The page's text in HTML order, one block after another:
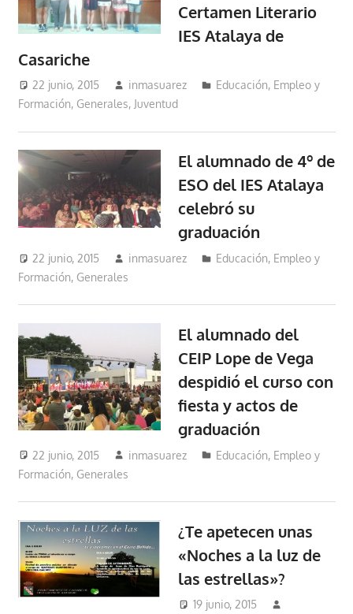
Certamen Literario
IES Atalaya de
Casariche
22 junio, 2015 inmasuarez
Educación, Empleo y
Formación, Generales, Juventud
El alumnado de 4º de
ESO del IES Atalaya
celebró su
graduación
22 junio, 2015 inmasuarez
Educación, Empleo y
Formación, Generales
El alumnado del
CEIP Lope de Vega
despidió el curso con
fiesta y actos de
graduación
22 junio, 2015 inmasuarez
Educación, Empleo y
Formación, Generales
¿Te apetecen unas
«Noches a la luz de
las estrellas»?
19 junio, 2015